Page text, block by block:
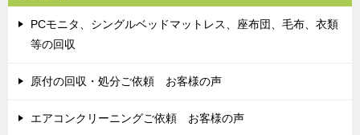
PCモニタ、シングルベッドマットレス、座布団、毛布、衣類
等の回収
原付の回収・処分ご依頼 お客様の声
エアコンクリーニングご依頼 お客様の声